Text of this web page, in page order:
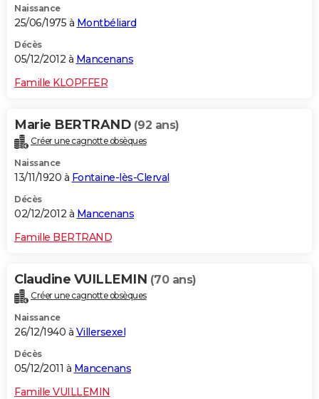
Naissance
25/06/1975 à Montbéliard
Décès
05/12/2012 à Mancenans
Famille KLOPFFER
Marie BERTRAND (92 ans)
Créer une cagnotte obsèques
Naissance
13/11/1920 à Fontaine-lès-Clerval
Décès
02/12/2012 à Mancenans
Famille BERTRAND
Claudine VUILLEMIN (70 ans)
Créer une cagnotte obsèques
Naissance
26/12/1940 à Villersexel
Décès
05/12/2011 à Mancenans
Famille VUILLEMIN